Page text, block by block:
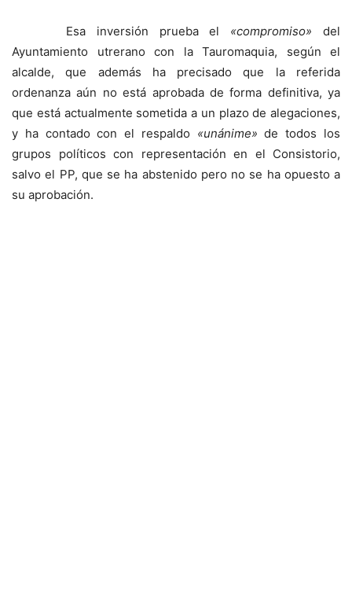
Esa inversión prueba el «compromiso»del
Ayuntamiento utrerano con la Tauromaquia, según el
alcalde, que además ha precisado que la referida
ordenanza aún no está aprobada de forma definitiva, ya
que está actualmente sometida a un plazo de alegaciones,
y ha contado con el respaldo «unánime» de todos los
grupos políticos con representación en el Consistorio,
salvo el PP, que se ha abstenido pero no se ha opuesto a
su aprobación.